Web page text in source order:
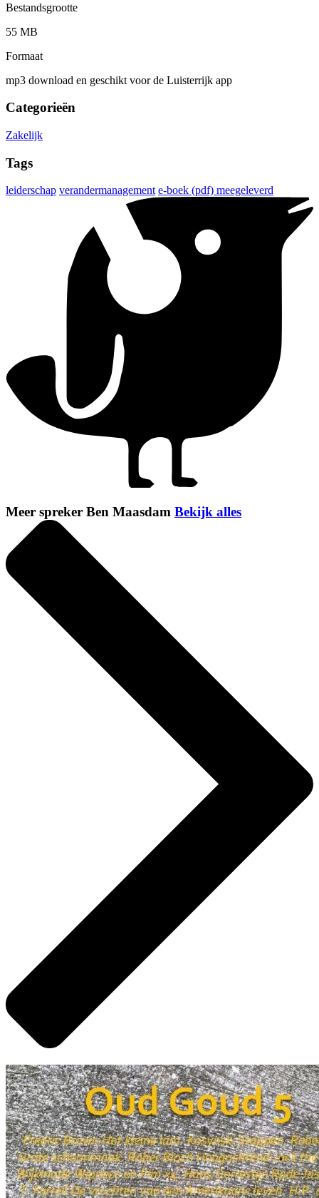
Bestandsgrootte
55 MB
Formaat
mp3 download en geschikt voor de Luisterrijk app
Categorieën
Zakelijk
Tags
leiderschap verandermanagement e-boek (pdf) meegeleverd
Meer spreker Ben Maasdam Bekijk alles